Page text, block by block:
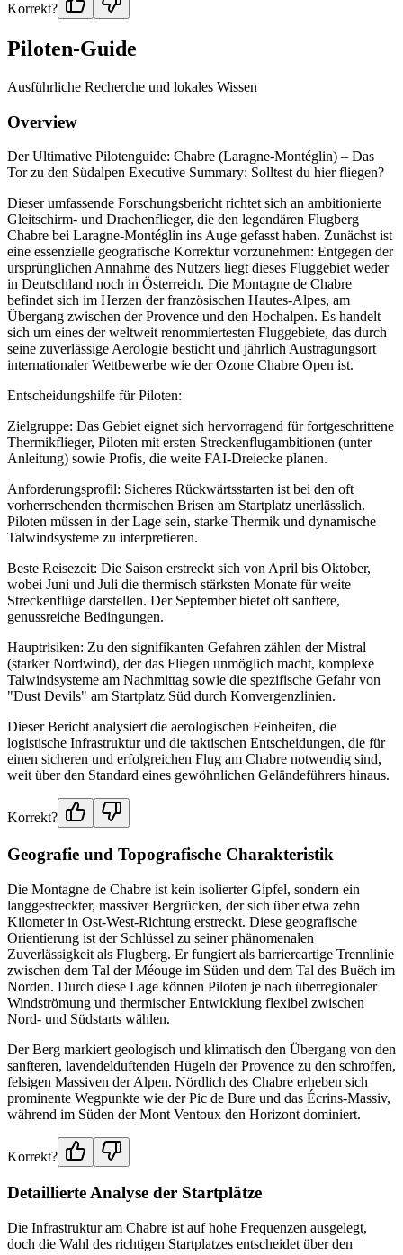
Korrekt?
Piloten-Guide
Ausführliche Recherche und lokales Wissen
Overview
Der Ultimative Pilotenguide: Chabre (Laragne-Montéglin) – Das
Tor zu den Südalpen Executive Summary: Solltest du hier fliegen?
Dieser umfassende Forschungsbericht richtet sich an ambitionierte
Gleitschirm- und Drachenflieger, die den legendären Flugberg
Chabre bei Laragne-Montéglin ins Auge gefasst haben. Zunächst ist
eine essenzielle geografische Korrektur vorzunehmen: Entgegen der
ursprünglichen Annahme des Nutzers liegt dieses Fluggebiet weder
in Deutschland noch in Österreich. Die Montagne de Chabre
befindet sich im Herzen der französischen Hautes-Alpes, am
Übergang zwischen der Provence und den Hochalpen. Es handelt
sich um eines der weltweit renommiertesten Fluggebiete, das durch
seine zuverlässige Aerologie besticht und jährlich Austragungsort
internationaler Wettbewerbe wie der Ozone Chabre Open ist.
Entscheidungshilfe für Piloten:
Zielgruppe: Das Gebiet eignet sich hervorragend für fortgeschrittene
Thermikflieger, Piloten mit ersten Streckenflugambitionen (unter
Anleitung) sowie Profis, die weite FAI-Dreiecke planen.
Anforderungsprofil: Sicheres Rückwärtsstarten ist bei den oft
vorherrschenden thermischen Brisen am Startplatz unerlässlich.
Piloten müssen in der Lage sein, starke Thermik und dynamische
Talwindsysteme zu interpretieren.
Beste Reisezeit: Die Saison erstreckt sich von April bis Oktober,
wobei Juni und Juli die thermisch stärksten Monate für weite
Streckenflüge darstellen. Der September bietet oft sanftere,
genussreiche Bedingungen.
Hauptrisiken: Zu den signifikanten Gefahren zählen der Mistral
(starker Nordwind), der das Fliegen unmöglich macht, komplexe
Talwindsysteme am Nachmittag sowie die spezifische Gefahr von
"Dust Devils" am Startplatz Süd durch Konvergenzlinien.
Dieser Bericht analysiert die aerologischen Feinheiten, die
logistische Infrastruktur und die taktischen Entscheidungen, die für
einen sicheren und erfolgreichen Flug am Chabre notwendig sind,
weit über den Standard eines gewöhnlichen Geländeführers hinaus.
Korrekt?
Geografie und Topografische Charakteristik
Die Montagne de Chabre ist kein isolierter Gipfel, sondern ein
langgestreckter, massiver Bergrücken, der sich über etwa zehn
Kilometer in Ost-West-Richtung erstreckt. Diese geografische
Orientierung ist der Schlüssel zu seiner phänomenalen
Zuverlässigkeit als Flugberg. Er fungiert als barriereartige Trennlinie
zwischen dem Tal der Méouge im Süden und dem Tal des Buëch im
Norden. Durch diese Lage können Piloten je nach überregionaler
Windströmung und thermischer Entwicklung flexibel zwischen
Nord- und Südstarts wählen.
Der Berg markiert geologisch und klimatisch den Übergang von den
sanfteren, lavendelduftenden Hügeln der Provence zu den schroffen,
felsigen Massiven der Alpen. Nördlich des Chabre erheben sich
prominente Wegpunkte wie der Pic de Bure und das Écrins-Massiv,
während im Süden der Mont Ventoux den Horizont dominiert.
Korrekt?
Detaillierte Analyse der Startplätze
Die Infrastruktur am Chabre ist auf hohe Frequenzen ausgelegt,
doch die Wahl des richtigen Startplatzes entscheidet über den